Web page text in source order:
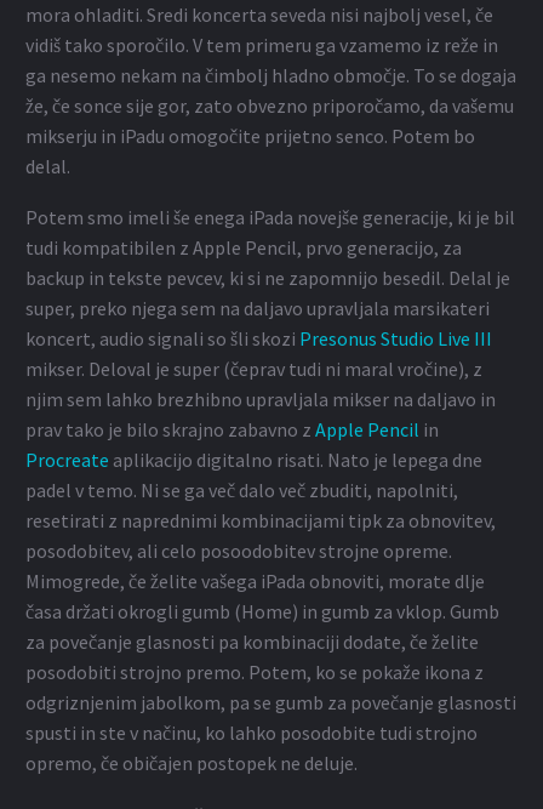
mora ohladiti. Sredi koncerta seveda nisi najbolj vesel, če
vidiš tako sporočilo. V tem primeru ga vzamemo iz reže in
ga nesemo nekam na čimbolj hladno območje. To se dogaja
že, če sonce sije gor, zato obvezno priporočamo, da vašemu
mikserju in iPadu omogočite prijetno senco. Potem bo
delal.
Potem smo imeli še enega iPada novejše generacije, ki je bil
tudi kompatibilen z Apple Pencil, prvo generacijo, za
backup in tekste pevcev, ki si ne zapomnijo besedil. Delal je
super, preko njega sem na daljavo upravljala marsikateri
koncert, audio signali so šli skozi Presonus Studio Live III
mikser. Deloval je super (čeprav tudi ni maral vročine), z
njim sem lahko brezhibno upravljala mikser na daljavo in
prav tako je bilo skrajno zabavno z Apple Pencil in
Procreate aplikacijo digitalno risati. Nato je lepega dne
padel v temo. Ni se ga več dalo več zbuditi, napolniti,
resetirati z naprednimi kombinacijami tipk za obnovitev,
posodobitev, ali celo posoodobitev strojne opreme.
Mimogrede, če želite vašega iPada obnoviti, morate dlje
časa držati okrogli gumb (Home) in gumb za vklop. Gumb
za povečanje glasnosti pa kombinaciji dodate, če želite
posodobiti strojno premo. Potem, ko se pokaže ikona z
odgriznjenim jabolkom, pa se gumb za povečanje glasnosti
spusti in ste v načinu, ko lahko posodobite tudi strojno
opremo, če običajen postopek ne deluje.